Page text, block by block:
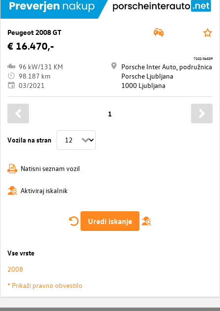
Peugeot 2008 GT
€ 16.470,-
96 kW/131 KM
98.187 km
03/2021
Porsche Inter Auto, podružnica
Porsche Ljubljana
1000 Ljubljana
7102/36559
Vozila na stran
1
Natisni seznam vozil
Aktiviraj iskalnik
Uredi iskanje
Vse vrste
2008
* Prikaži pravno obvestilo